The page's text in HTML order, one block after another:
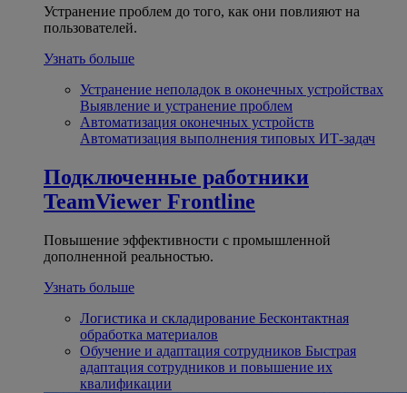
Устранение проблем до того, как они повлияют на
пользователей.
Узнать больше
Устранение неполадок в оконечных устройствах
Выявление и устранение проблем
Автоматизация оконечных устройств
Автоматизация выполнения типовых ИТ-задач
Подключенные работники
TeamViewer Frontline
Повышение эффективности с промышленной
дополненной реальностью.
Узнать больше
Логистика и складирование Бесконтактная
обработка материалов
Обучение и адаптация сотрудников Быстрая
адаптация сотрудников и повышение их
квалификации